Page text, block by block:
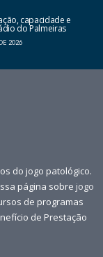
capacidade e
do Palmeiras
2026
do jogo patológico.
página sobre jogo
de programas
de Prestação